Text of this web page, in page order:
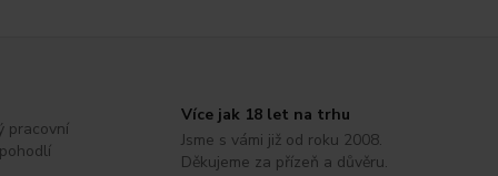
pracovní
Více jak 18 let na trhu
Jsme s vámi již od roku 2008.
Děkujeme za přízeň a důvěru.